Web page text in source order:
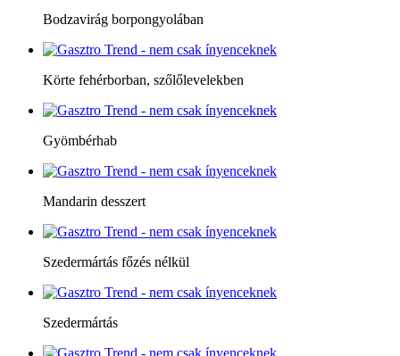
Bodzavirág borpongyolában
Körte fehérborban, szőlőlevelekben
Gyömbérhab
Mandarin desszert
Szedermártás főzés nélkül
Szedermártás